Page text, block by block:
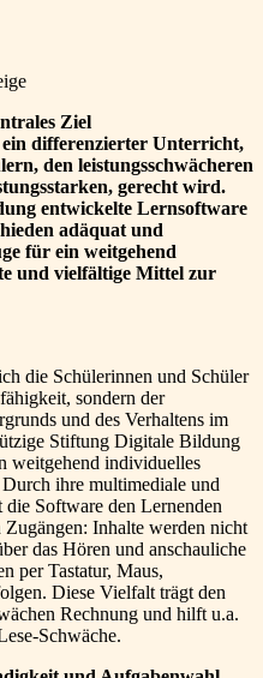
Ziel
differenzierter Unterricht,
den leistungsschwächeren
gerecht wird.
entwickelte Lernsoftware
adäquat und
für ein weitgehend
und vielfältige Mittel zur
die Schülerinnen und Schüler
sondern der
und des Verhaltens im
Stiftung Digitale Bildung
individuelles
ihre multimediale und
Software den Lernenden
Inhalte werden nicht
das Hören und anschauliche
per Tastatur, Maus,
Diese Vielfalt trägt den
Rechnung und hilft u.a.
Schwäche.